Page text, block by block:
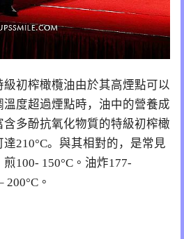
初榨橄欖油由於其高煙點可以
度超過煙點時，油中的營養成
多酚抗氧化物質的特級初榨橄
達210°C。 與其相對的，是常見
煎100- 150°C。 油炸177-
200°C。